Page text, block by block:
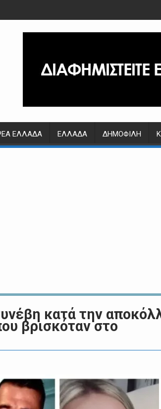
ΕΛΛΆΔΑ ΕΛΛΆΔΑ ΔΗΜΟΦΙΛΉ
κατά την
βρισκόταν στο